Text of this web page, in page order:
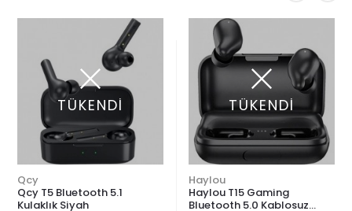
TÜKENDİ
Qcy
Qcy T5 Bluetooth 5.1
Kulaklık Siyah
TÜKENDİ
Haylou
Haylou T15 Gaming
Bluetooth 5.0 Kablosuz